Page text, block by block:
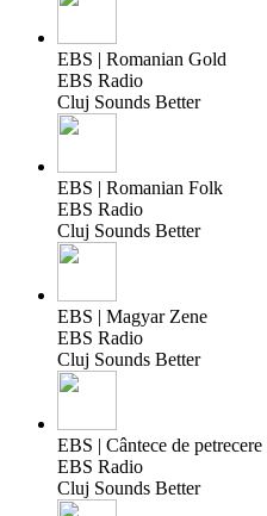
EBS | Romanian Gold
EBS Radio
Cluj Sounds Better
EBS | Romanian Folk
EBS Radio
Cluj Sounds Better
EBS | Magyar Zene
EBS Radio
Cluj Sounds Better
EBS | Cântece de petrecere
EBS Radio
Cluj Sounds Better